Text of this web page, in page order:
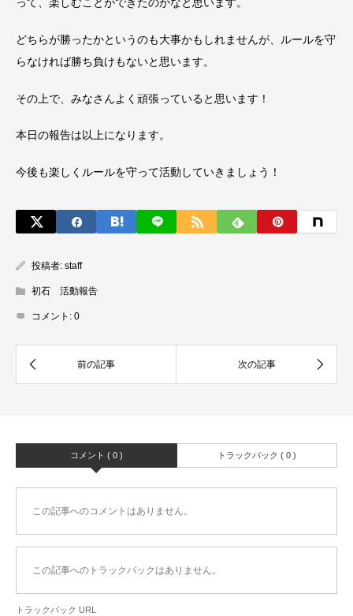
どちらが勝ったかというのも大事かもしれませんが、ルールを守
らなければ勝ち負けもないと思います。
その上で、みなさんよく頑張っていると思います！
本日の報告は以上になります。
今後も楽しくルールを守って活動していきましょう！
投稿者: staff
初石 活動報告
コメント: 0
コメント ( 0 ) トラックバック ( 0 )
この記事へのコメントはありません。
この記事へのトラックバックはありません。
トラックバック URL